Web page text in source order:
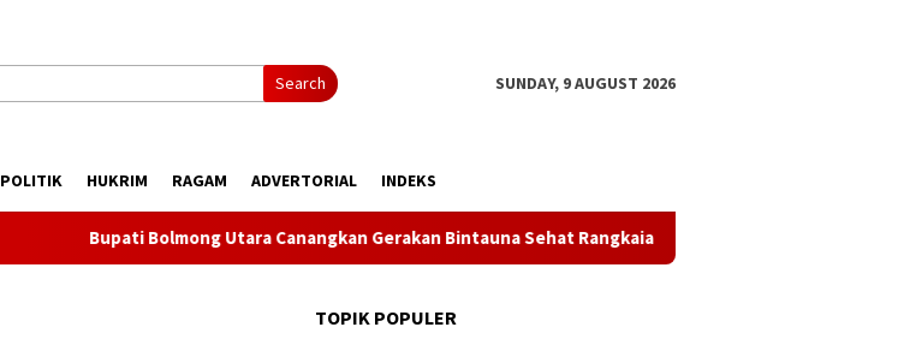
Search
SUNDAY, 9 AUGUST 2026
POLITIK HUKRIM RAGAM ADVERTORIAL INDEKS
Bupati Bolmong Utara Canangkan Gerakan Bintauna Sehat Rangkaian HUT ke-81 RI
TOPIK POPULER